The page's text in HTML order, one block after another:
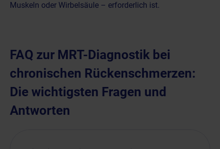
Muskeln oder Wirbelsäule – erforderlich ist.
FAQ zur MRT-Diagnostik bei
chronischen Rückenschmerzen:
Die wichtigsten Fragen und
Antworten